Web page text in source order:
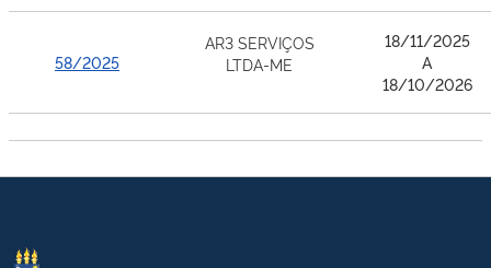
58/2025
AR3 SERVIÇOS
LTDA-ME
18/11/2025
A
18/10/2026